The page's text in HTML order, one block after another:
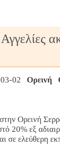
Αγγελίες
02
Ορεινή
Ορεινή
20% εξ
σε ελεύθερη